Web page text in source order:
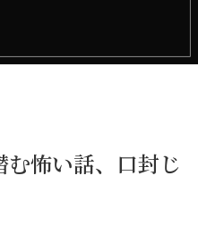
怖い話、口封じ